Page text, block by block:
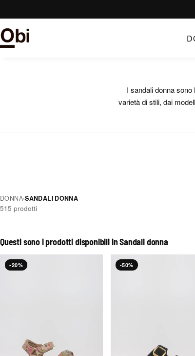
al
contenuto
I sandali donna
varietà di stili, dai
DONNA›SANDALI DONNA
515 prodotti
Questi sono i prodotti disponibili in Sandali donna
-20% -50%